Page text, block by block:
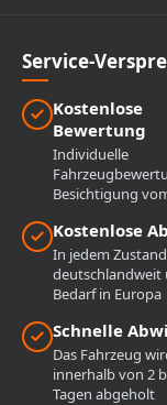
Service-
Kostenlose
Bewertung
Individuelle
Besichtigung
Kostenlose
In jedem Zustand
deutschlandweit
Bedarf in Europa
Schnelle
Das Fahrzeug
innerhalb von 2
Tagen abgeholt